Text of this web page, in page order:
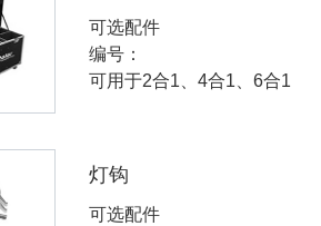
可选配件
编号：
可用于2合1、4合1、6合1
灯钩
可选配件